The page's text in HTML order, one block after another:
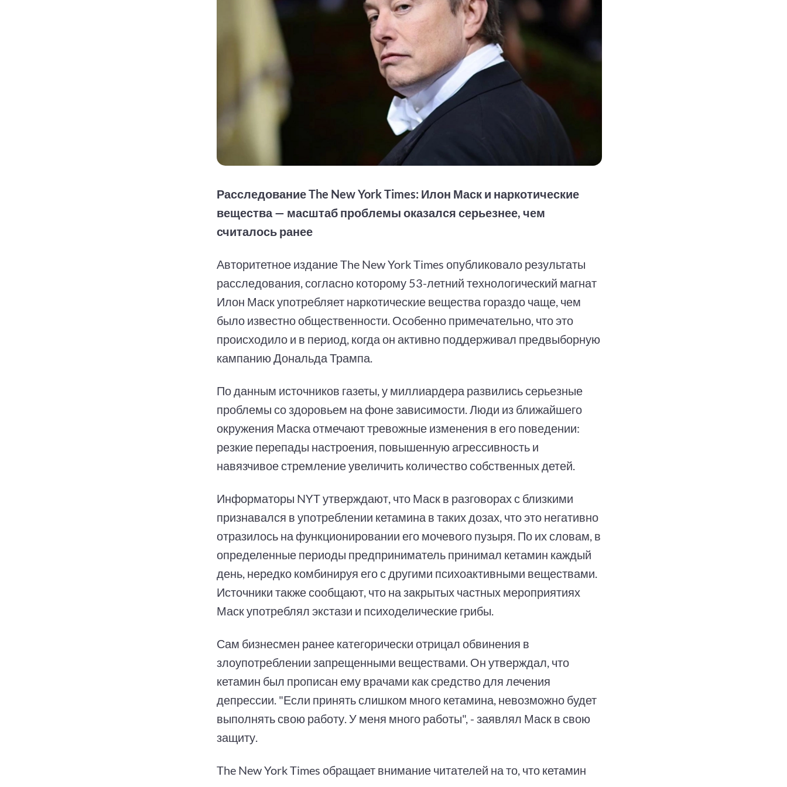
Расследование The New York Times: Илон Маск и наркотические
вещества — масштаб проблемы оказался серьезнее, чем
считалось ранее
Авторитетное издание The New York Times опубликовало результаты
расследования, согласно которому 53-летний технологический магнат
Илон Маск употребляет наркотические вещества гораздо чаще, чем
было известно общественности. Особенно примечательно, что это
происходило и в период, когда он активно поддерживал предвыборную
кампанию Дональда Трампа.
По данным источников газеты, у миллиардера развились серьезные
проблемы со здоровьем на фоне зависимости. Люди из ближайшего
окружения Маска отмечают тревожные изменения в его поведении:
резкие перепады настроения, повышенную агрессивность и
навязчивое стремление увеличить количество собственных детей.
Информаторы NYT утверждают, что Маск в разговорах с близкими
признавался в употреблении кетамина в таких дозах, что это негативно
отразилось на функционировании его мочевого пузыря. По их словам, в
определенные периоды предприниматель принимал кетамин каждый
день, нередко комбинируя его с другими психоактивными веществами.
Источники также сообщают, что на закрытых частных мероприятиях
Маск употреблял экстази и психоделические грибы.
Сам бизнесмен ранее категорически отрицал обвинения в
злоупотреблении запрещенными веществами. Он утверждал, что
кетамин был прописан ему врачами как средство для лечения
депрессии. "Если принять слишком много кетамина, невозможно будет
выполнять свою работу. У меня много работы", - заявлял Маск в свою
защиту.
The New York Times обращает внимание читателей на то, что кетамин